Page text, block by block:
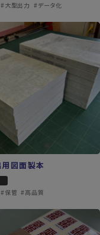
#大型出力 #データ化
図面製本
#保管 #高品質